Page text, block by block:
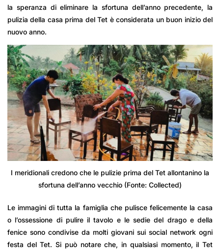
la speranza di eliminare la sfortuna dell’anno precedente, la
pulizia della casa prima del Tet è considerata un buon inizio del
nuovo anno.
I meridionali credono che le pulizie prima del Tet allontanino la
sfortuna dell’anno vecchio (Fonte: Collected)
Le immagini di tutta la famiglia che pulisce felicemente la casa
o l’ossessione di pulire il tavolo e le sedie del drago e della
fenice sono condivise da molti giovani sui social network ogni
festa del Tet. Si può notare che, in qualsiasi momento, il Tet